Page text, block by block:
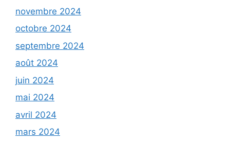
novembre 2024
octobre 2024
septembre 2024
août 2024
juin 2024
mai 2024
avril 2024
mars 2024